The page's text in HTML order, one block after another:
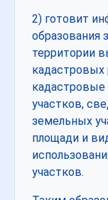
2) готовит
образования
территории
участков,
земельных
площади и
участков.